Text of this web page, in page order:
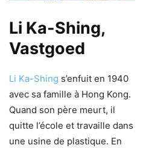
Li Ka-Shing,
Vastgoed
Li Ka-Shing s’enfuit en 1940
avec sa famille à Hong Kong.
Quand son père meurt, il
quitte l’école et travaille dans
une usine de plastique. En